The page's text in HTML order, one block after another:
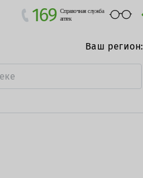
169 Справочная служба
аптек
Ваш регион: